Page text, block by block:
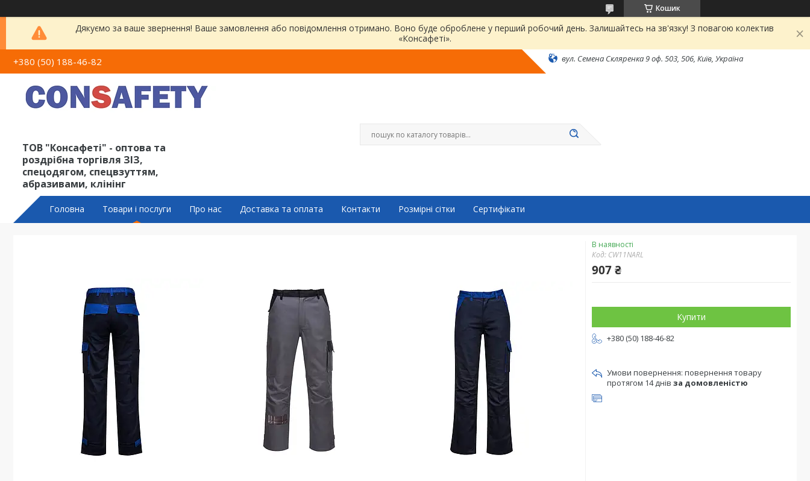
Кошик
Дякуємо за ваше звернення! Ваше замовлення або повідомлення отримано. Воно буде оброблене у перший робочий день. Залишайтесь на зв'язку! З повагою колектив
«Консафеті».
+380 (50) 188-46-82 вул. Семена Скляренка 9 оф. 503, 506, Київ, Україна
ТОВ "Консафеті" - оптова та
роздрібна торгівля ЗІЗ,
спецодягом, спецвзуттям,
абразивами, клінінг
Головна Товари і послуги Про нас Доставка та оплата Контакти Розмірні сітки Сертифікати
В наявності
Код: CW11NARL
907 ₴
Купити
+380 (50) 188-46-82
повернення товару
протягом 14 днів за домовленістю